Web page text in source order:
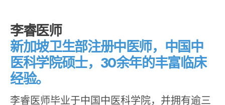
李睿医师
新加坡卫生部注册中医师，中国中
医科学院硕士，30余年的丰富临床
经验。
李睿医师毕业于中国中医科学院，并拥有逾三